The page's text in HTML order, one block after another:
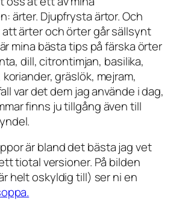
ärter. Djupfrysta ärtor. Och
ärter och örter går sällsynt
mina bästa tips på färska örter
dill, citrontimjan, basilika,
gräslök, mejram,
var det dem jag använde i dag,
finns ju tillgång även till
är bland det bästa jag vet
tiotal versioner. På bilden
helt oskyldig till) ser ni en